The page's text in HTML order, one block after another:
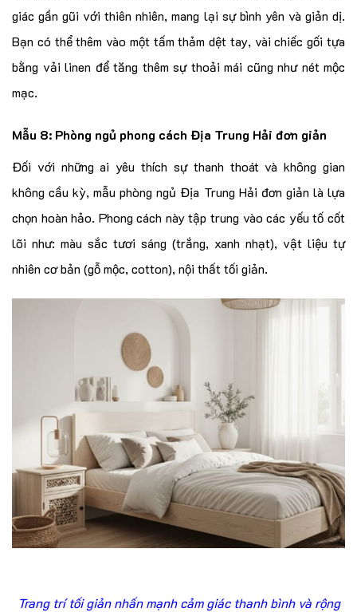
giác gần gũi với thiên nhiên, mang lại sự bình yên và giản dị.
Bạn có thể thêm vào một tấm thảm dệt tay, vài chiếc gối tựa
bằng vải linen để tăng thêm sự thoải mái cũng như nét mộc
mạc.
Mẫu 8: Phòng ngủ phong cách Địa Trung Hải đơn giản
Đối với những ai yêu thích sự thanh thoát và không gian
không cầu kỳ, mẫu phòng ngủ Địa Trung Hải đơn giản là lựa
chọn hoàn hảo. Phong cách này tập trung vào các yếu tố cốt
lõi như: màu sắc tươi sáng (trắng, xanh nhạt), vật liệu tự
nhiên cơ bản (gỗ mộc, cotton), nội thất tối giản.
Trang trí tối giản nhấn mạnh cảm giác thanh bình và rộng